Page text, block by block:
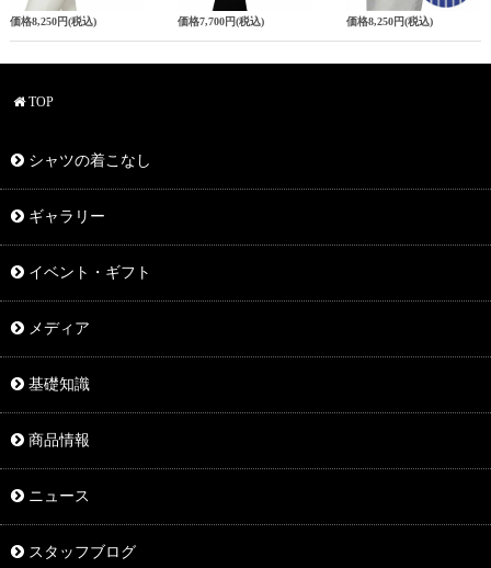
価格8,250円(税込) 価格7,700円(税込) 価格8,250円(税込)
TOP
シャツの着こなし
ギャラリー
イベント・ギフト
メディア
基礎知識
商品情報
ニュース
スタッフブログ